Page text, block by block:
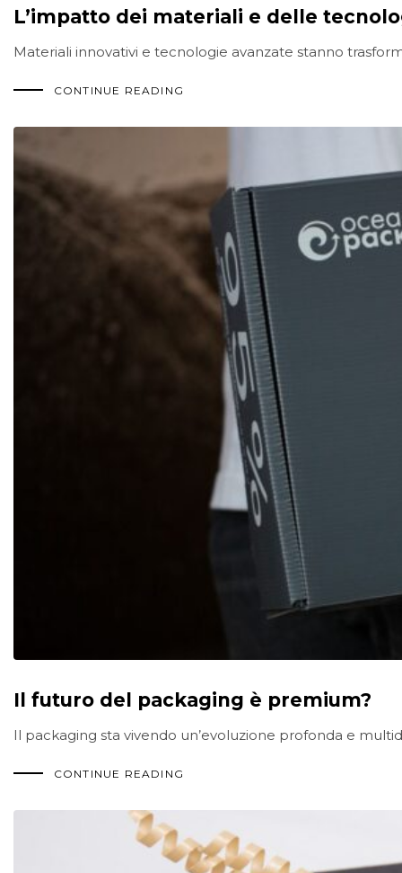
L’impatto dei materiali e delle
Materiali innovativi e tecnologie avanzate stanno
CONTINUE READING
Il futuro del packaging è premium?
Il packaging sta vivendo un’evoluzione profonda e
CONTINUE READING